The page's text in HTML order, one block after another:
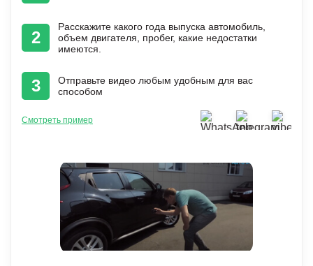
2
Расскажите какого года выпуска автомобиль,
объем двигателя, пробег, какие недостатки
имеются.
3
Отправьте видео любым удобным для вас
способом
Смотреть пример